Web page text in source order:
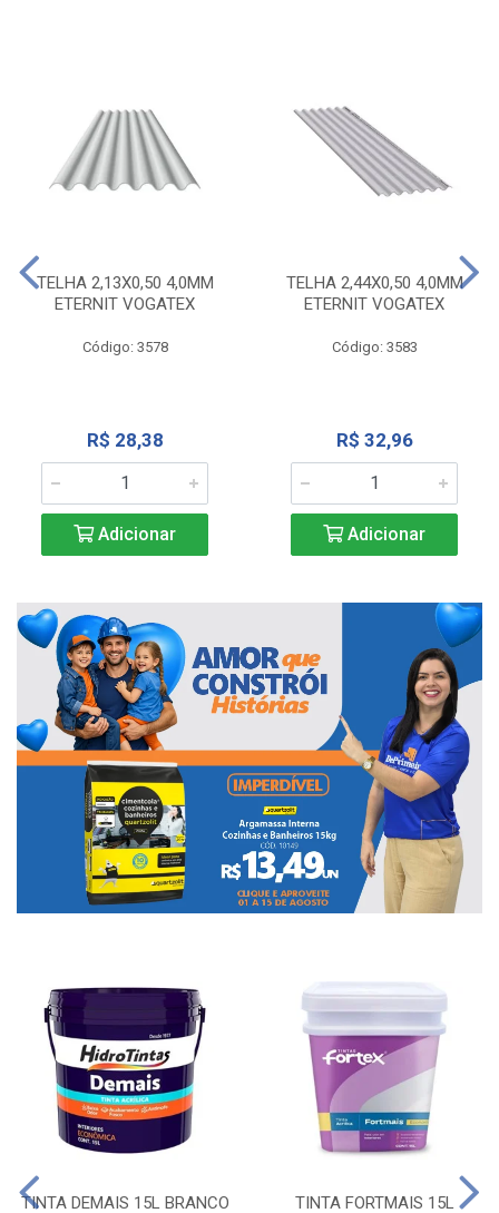
TELHA 2,13X0,50 4,0MM
ETERNIT VOGATEX
Código: 3578
R$ 28,38
Adicionar
TELHA 2,44X0,50 4,0MM
ETERNIT VOGATEX
Código: 3583
R$ 32,96
Adicionar
TINTA DEMAIS 15L BRANCO TINTA FORTMAIS 15L